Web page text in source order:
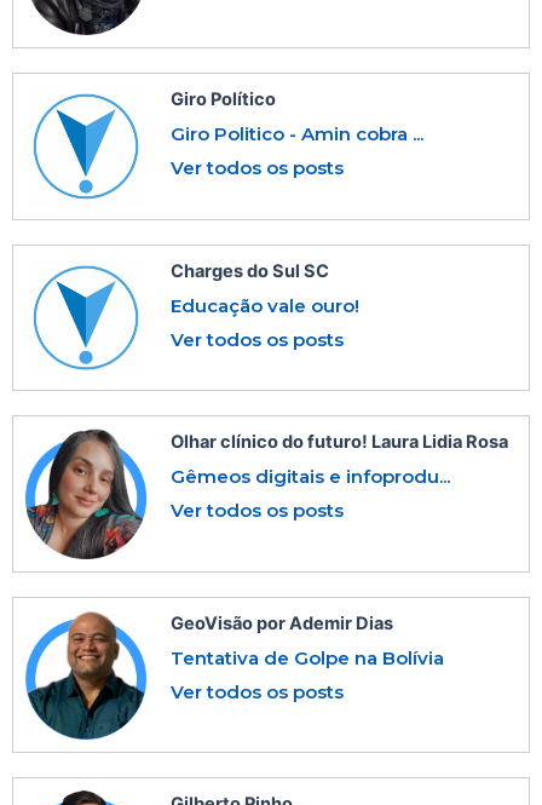
Giro Político
Giro Politico - Amin cobra ...
Ver todos os posts
Charges do Sul SC
Educação vale ouro!
Ver todos os posts
Olhar clínico do futuro! Laura Lidia Rosa
Gêmeos digitais e infoprodu...
Ver todos os posts
GeoVisão por Ademir Dias
Tentativa de Golpe na Bolívia
Ver todos os posts